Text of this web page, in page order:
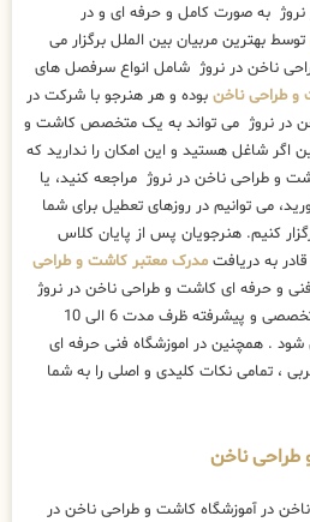
به صورت کامل و حرفه ای و در
توسط بهترین مربیان بین الملل برگزار می
ناخن در نروژ شامل انواع سرفصل های
و طراحی ناخن بوده و هر هنرجو با شرکت در
در نروژ می تواند به یک متخصص کاشت و
اگر شاغل هستید و این امکان را ندارید که
و طراحی ناخن در نروژ مراجعه کنید، یا
می توانیم در روزهای تعطیل برای شما
کنیم. هنرجویان پس از پایان کلاس
به دریافت مدرک معتبر کاشت و طراحی
و حرفه ای کاشت و طراحی ناخن در نروژ
، کلیه مباحث بصورت مبتدی ، تخصصی و پیشرفته ظرف مدت 6 الی 10
. همچنین در اموزشگاه فنی حرفه ای
، تمامی نکات کلیدی و اصلی را به شما
طراحی ناخن
در آموزشگاه کاشت و طراحی ناخن در